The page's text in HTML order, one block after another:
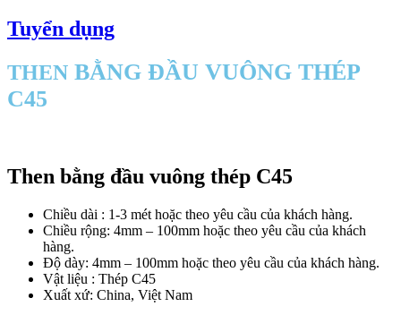
Tuyển dụng
THEN BẰNG ĐẦU VUÔNG THÉP
C45
Then bằng đầu vuông thép C45
Chiều dài : 1-3 mét hoặc theo yêu cầu của khách hàng.
Chiều rộng: 4mm – 100mm hoặc theo yêu cầu của khách
hàng.
Độ dày: 4mm – 100mm hoặc theo yêu cầu của khách hàng.
Vật liệu : Thép C45
Xuất xứ: China, Việt Nam